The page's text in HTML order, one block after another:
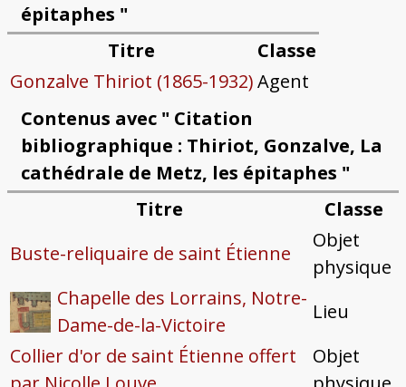
épitaphes "
Titre
Classe
Gonzalve Thiriot (1865-1932)Agent
Contenus avec " Citation
bibliographique : Thiriot, Gonzalve, La
cathédrale de Metz, les épitaphes "
Titre
Classe
Buste-reliquaire de saint Étienne
Objet
physique
Chapelle des Lorrains, Notre-
Dame-de-la-Victoire
Lieu
Collier d'or de saint Étienne offert
Objet